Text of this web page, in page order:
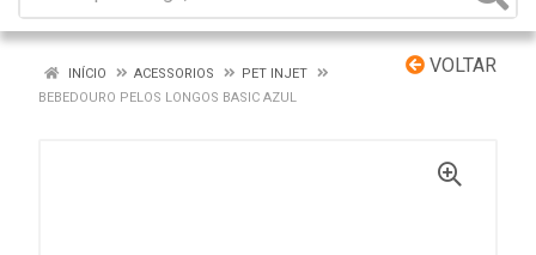
VOLTAR
INÍCIO ACESSORIOS
PET INJET
BEBEDOURO PELOS LONGOS BASIC AZUL